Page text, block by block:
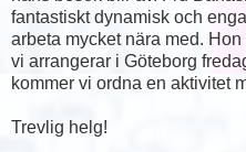
fantastiskt dynamisk och
arbeta mycket nära med.
vi arrangerar i Göteborg
kommer vi ordna en aktivitet
Trevlig helg!